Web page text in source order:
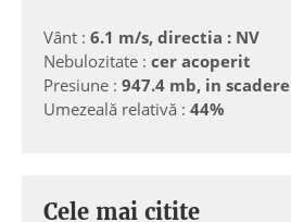
Vânt : 6.1 m/s, directia : NV
Nebulozitate : cer acoperit
Presiune : 947.4 mb, in scadere
Umezeală relativă : 44%
Cele mai citite